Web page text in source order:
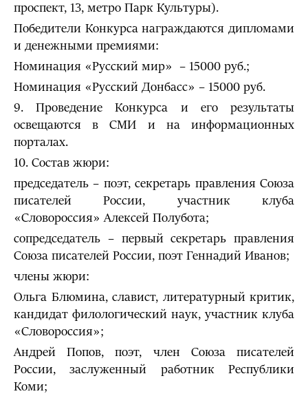
проспект, 13, метро Парк Культуры).
Победители Конкурса награждаются дипломами
и денежными премиями:
Номинация «Русский мир» – 15000 руб.;
Номинация «Русский Донбасс» – 15000 руб.
9. Проведение Конкурса и его результаты
освещаются в СМИ и на информационных
порталах.
10. Состав жюри:
председатель – поэт, секретарь правления Союза
писателей России, участник клуба
«Словороссия» Алексей Полубота;
сопредседатель – первый секретарь правления
Союза писателей России, поэт Геннадий Иванов;
члены жюри:
Ольга Блюмина, славист, литературный критик,
кандидат филологический наук, участник клуба
«Словороссия»;
Андрей Попов, поэт, член Союза писателей
России, заслуженный работник Республики
Коми;